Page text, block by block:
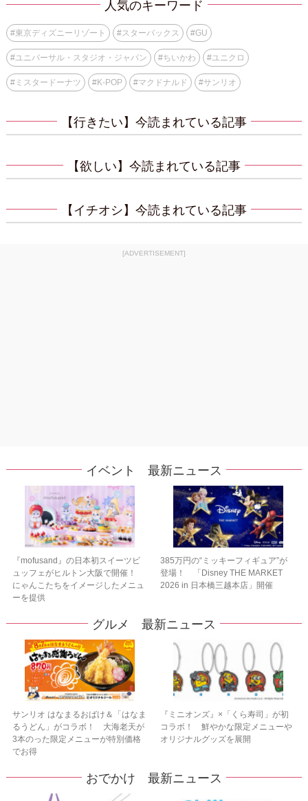
人気のキーワード
#東京ディズニーリゾート #スターバックス #GU
#ユニバーサル・スタジオ・ジャパン #ちいかわ #ユニクロ
#ミスタードーナツ #K-POP #マクドナルド #サンリオ
【行きたい】今読まれている記事
【欲しい】今読まれている記事
【イチオシ】今読まれている記事
[ADVERTISEMENT]
イベント 最新ニュース
『mofusand』の日本初スイーツビ
ュッフェがヒルトン大阪で開催！
にゃんこたちをイメージしたメニュ
ーを提供
385万円の“ミッキーフィギュア”が
登場！ 「Disney THE MARKET
2026 in 日本橋三越本店」開催
グルメ 最新ニュース
サンリオ はなまるおばけ＆「はなま
るうどん」がコラボ！ 大海老天が
3本のった限定メニューが特別価格
でお得
『ミニオンズ』×「くら寿司」が初
コラボ！ 鮮やかな限定メニューや
オリジナルグッズを展開
おでかけ 最新ニュース